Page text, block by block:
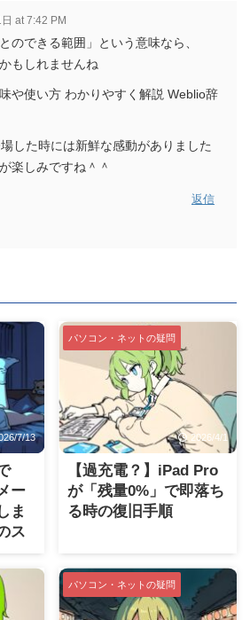
at 7:42 PM
のできる範囲」という意味なら、
もしれませんね
や使い方 わかりやすく解説 Weblio辞
した時には新鮮な感動がありました
楽しみですね＾＾
返信
7/13
ー
ま
ス
パソコン・ネットの疑問
2026/4/1
【過充電？】iPad Pro
が「残量0%」で即落ち
る時の復旧手順
パソコン・ネットの疑問